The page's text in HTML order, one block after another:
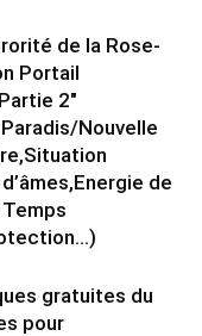
de la Rose-
Portail
2″
Nouvelle
de
gratuites du
pour